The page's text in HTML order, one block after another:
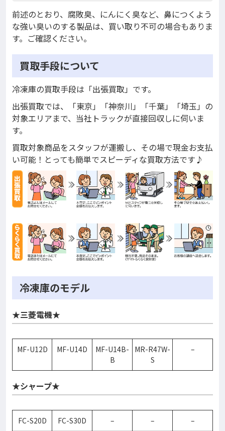
前述のとおり、腐敗臭、にんにく臭など、鼻につくよう
な強い臭いのする製品は、買い取り不可の場合もありま
す。ご確認ください。
買取手段について
冷凍庫の買取手段は「出張買取」です。
出張買取では、「東京」「神奈川」「千葉」「埼玉」の
対象エリアまで、当社トラックが直接回収しに伺いま
す。
買取対象商品をスタッフが運搬し、その場で現金お支払
い可能！とっても簡単でスピーディな買取方法です♪
冷凍庫のモデル
★三菱電機★
MF-U12D MF-U14D
MF-U14B-
B
MR-R47W-
S
–
★シャープ★
FC-S20D FC-S30D – – –